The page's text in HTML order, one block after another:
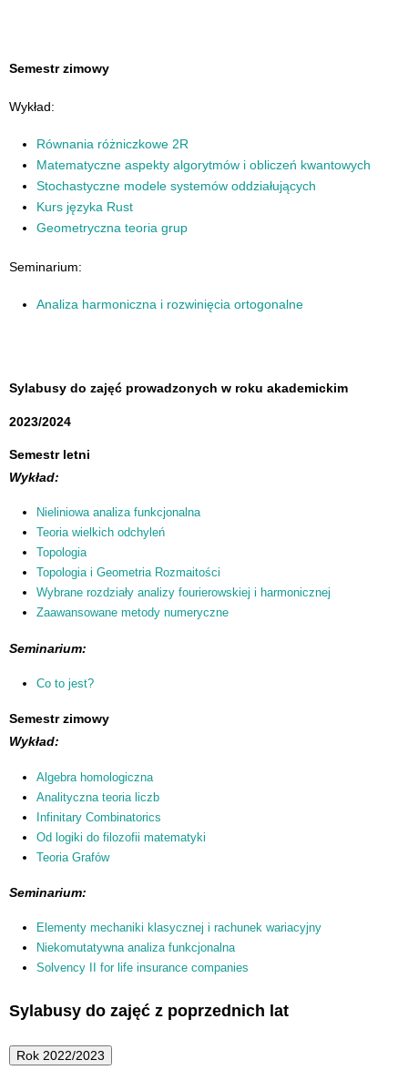
Semestr zimowy
Wykład:
Równania różniczkowe 2R
Matematyczne aspekty algorytmów i obliczeń kwantowych
Stochastyczne modele systemów oddziałujących
Kurs języka Rust
Geometryczna teoria grup
Seminarium:
Analiza harmoniczna i rozwinięcia ortogonalne
Sylabusy do zajęć prowadzonych w roku akademickim
2023/2024
Semestr letni
Wykład:
Nieliniowa analiza funkcjonalna
Teoria wielkich odchyleń
Topologia
Topologia i Geometria Rozmaitości
Wybrane rozdziały analizy fourierowskiej i harmonicznej
Zaawansowane metody numeryczne
Seminarium:
Co to jest?
Semestr zimowy
Wykład:
Algebra homologiczna
Analityczna teoria liczb
Infinitary Combinatorics
Od logiki do filozofii matematyki
Teoria Grafów
Seminarium:
Elementy mechaniki klasycznej i rachunek wariacyjny
Niekomutatywna analiza funkcjonalna
Solvency II for life insurance companies
Sylabusy do zajęć z poprzednich lat